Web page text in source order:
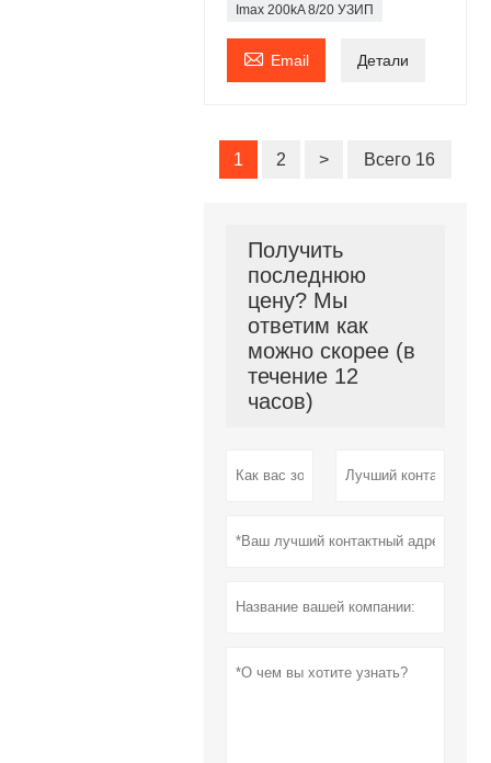
Imax 200kA 8/20 УЗИП
 Email Детали
1 2 > Всего 16
Получить
последнюю
цену? Мы
ответим как
можно скорее (в
течение 12
часов)